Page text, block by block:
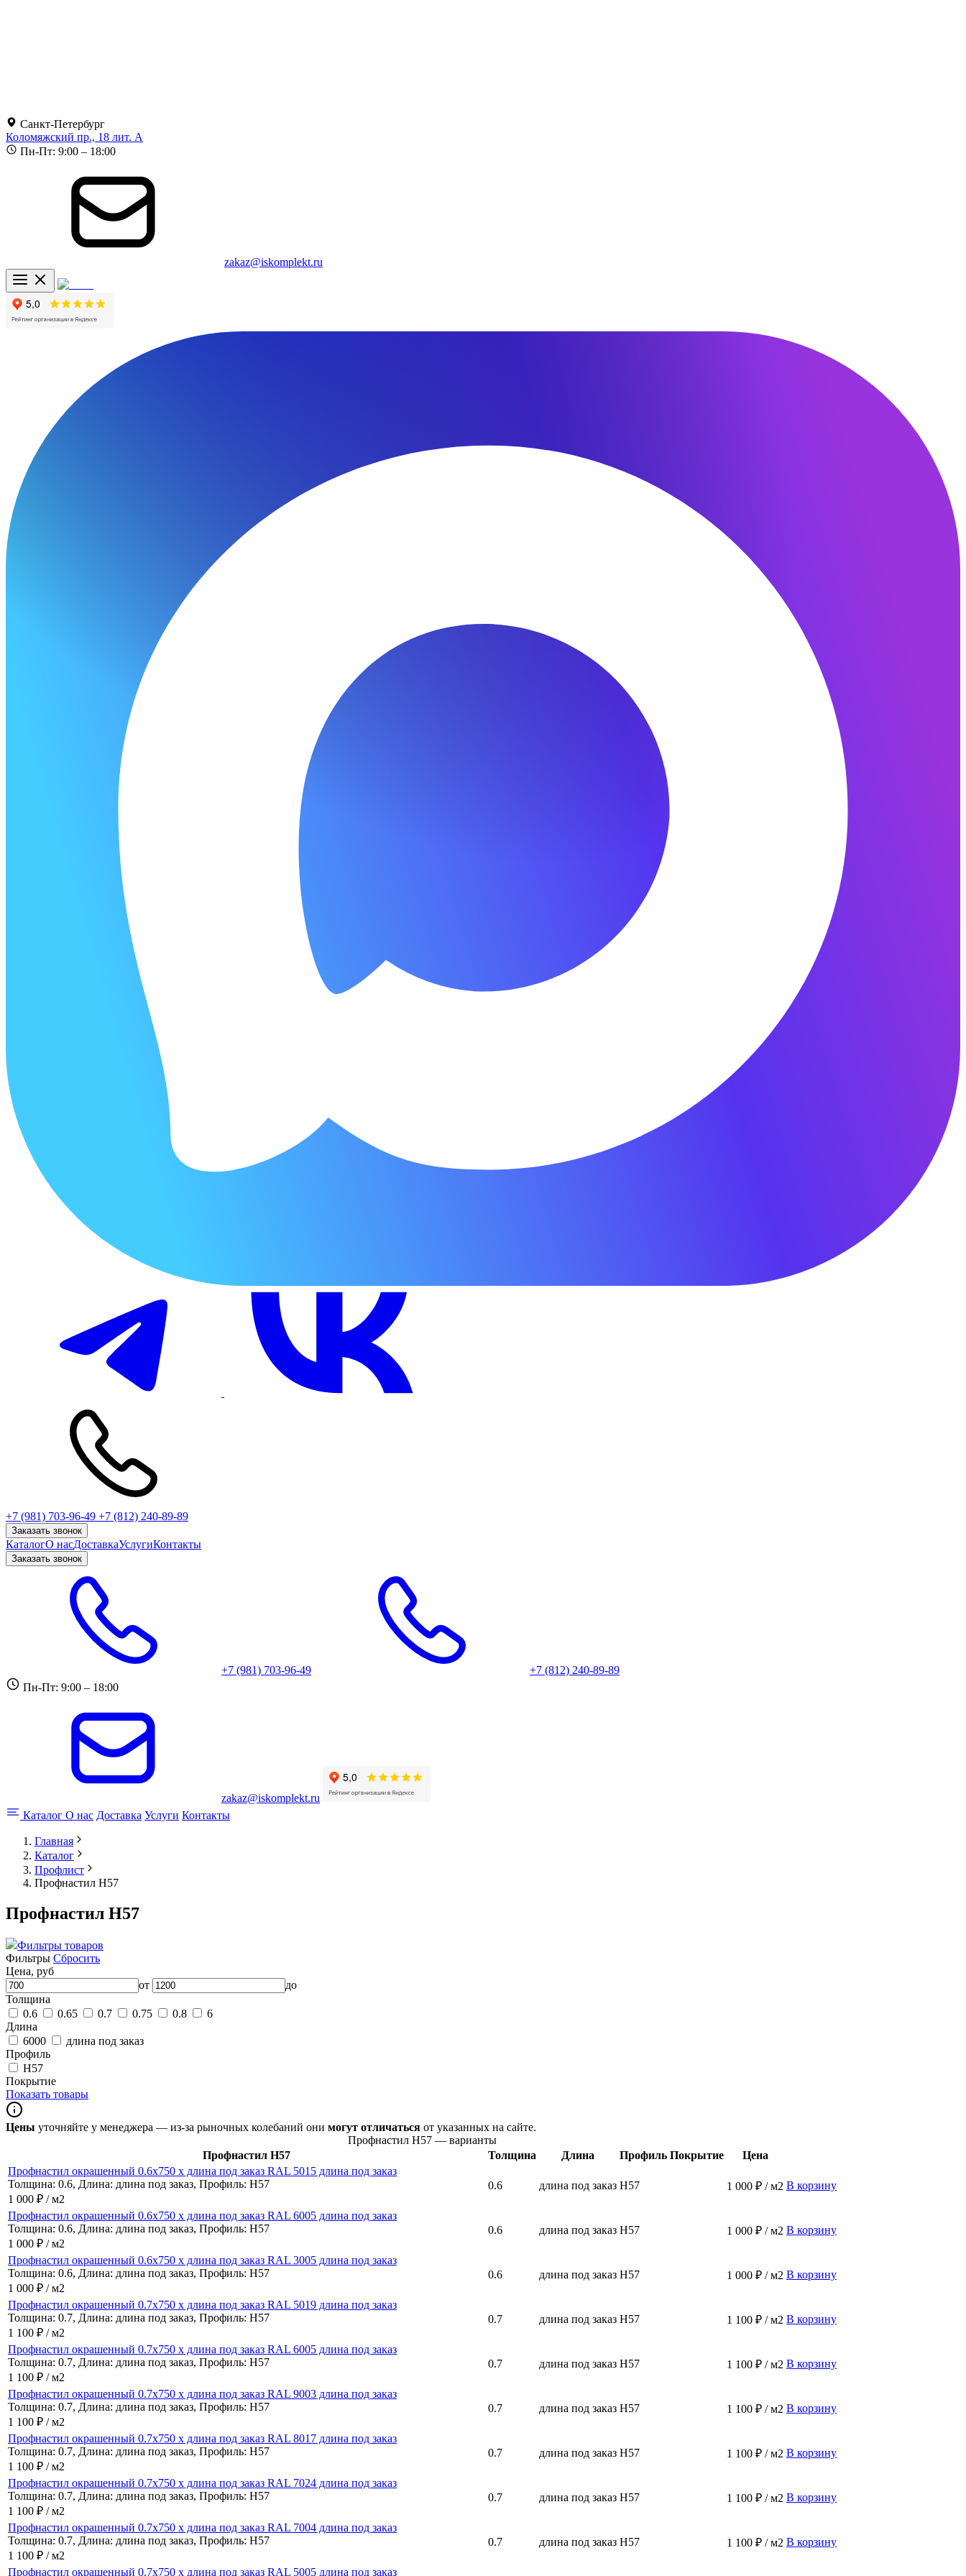
Санкт-Петербург
Коломяжский пр., 18 лит. А
Пн-Пт: 9:00 – 18:00
zakaz@iskomplekt.ru
+7 (981) 703-96-49 +7 (812) 240-89-89
Заказать звонок
КаталогО насДоставкаУслугиКонтакты
Заказать звонок
+7 (981) 703-96-49
+7 (812) 240-89-89
Пн-Пт: 9:00 – 18:00
zakaz@iskomplekt.ru
Каталог О нас Доставка Услуги Контакты
Главная
Каталог
Профлист
Профнастил Н57
Профнастил Н57
Фильтры товаров
Фильтры Сбросить
Цена, руб
от
до
Толщина
0.6
0.65 0.7 0.75 0.8
6
Длина
6000
длина под заказ
Профиль
Н57
Покрытие
Показать товары
Цены уточняйте у менеджера — из-за рыночных колебаний они могут отличаться от указанных на сайте.
Профнастил Н57 — варианты
Профнастил Н57
Толщина Длина Профиль Покрытие
Цена
Профнастил окрашенный 0.6x750 x длина под заказ RAL 5015 длина под заказ
Толщина: 0.6, Длина: длина под заказ, Профиль: Н57
1 000 ₽ / м2
0.6 длина под заказ Н57 1 000 ₽ / м2 В корзину
Профнастил окрашенный 0.6x750 x длина под заказ RAL 6005 длина под заказ
Толщина: 0.6, Длина: длина под заказ, Профиль: Н57
1 000 ₽ / м2
0.6 длина под заказ Н57 1 000 ₽ / м2 В корзину
Профнастил окрашенный 0.6x750 x длина под заказ RAL 3005 длина под заказ
Толщина: 0.6, Длина: длина под заказ, Профиль: Н57
1 000 ₽ / м2
0.6 длина под заказ Н57 1 000 ₽ / м2 В корзину
Профнастил окрашенный 0.7x750 x длина под заказ RAL 5019 длина под заказ
Толщина: 0.7, Длина: длина под заказ, Профиль: Н57
1 100 ₽ / м2
0.7 длина под заказ Н57 1 100 ₽ / м2 В корзину
Профнастил окрашенный 0.7x750 x длина под заказ RAL 6005 длина под заказ
Толщина: 0.7, Длина: длина под заказ, Профиль: Н57
1 100 ₽ / м2
0.7 длина под заказ Н57 1 100 ₽ / м2 В корзину
Профнастил окрашенный 0.7x750 x длина под заказ RAL 9003 длина под заказ
Толщина: 0.7, Длина: длина под заказ, Профиль: Н57
1 100 ₽ / м2
0.7 длина под заказ Н57 1 100 ₽ / м2 В корзину
Профнастил окрашенный 0.7x750 x длина под заказ RAL 8017 длина под заказ
Толщина: 0.7, Длина: длина под заказ, Профиль: Н57
1 100 ₽ / м2
0.7 длина под заказ Н57 1 100 ₽ / м2 В корзину
Профнастил окрашенный 0.7x750 x длина под заказ RAL 7024 длина под заказ
Толщина: 0.7, Длина: длина под заказ, Профиль: Н57
1 100 ₽ / м2
0.7 длина под заказ Н57 1 100 ₽ / м2 В корзину
Профнастил окрашенный 0.7x750 x длина под заказ RAL 7004 длина под заказ
Толщина: 0.7, Длина: длина под заказ, Профиль: Н57
1 100 ₽ / м2
0.7 длина под заказ Н57 1 100 ₽ / м2 В корзину
Профнастил окрашенный 0.7x750 x длина под заказ RAL 5005 длина под заказ